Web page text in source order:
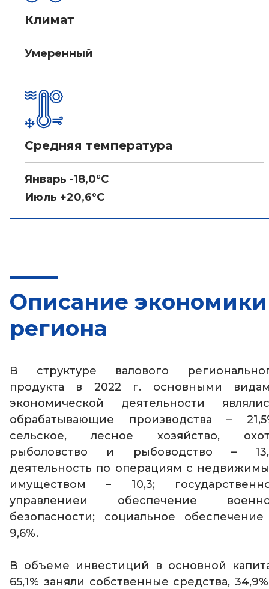
Климат
Умеренный
Средняя температура
Январь -18,0°C
Июль +20,6°C
Описание экономики
региона
В структуре валового
продукта в 2022 г. основными
экономической деятельности
обрабатывающие производства –
сельское, лесное хозяйство,
рыболовство и рыбоводство –
деятельность по операциям с
имуществом – 10,3;
управлениеи обеспечение
безопасности; социальное
9,6%.
В объеме инвестиций в основной
65,1% заняли собственные средства,